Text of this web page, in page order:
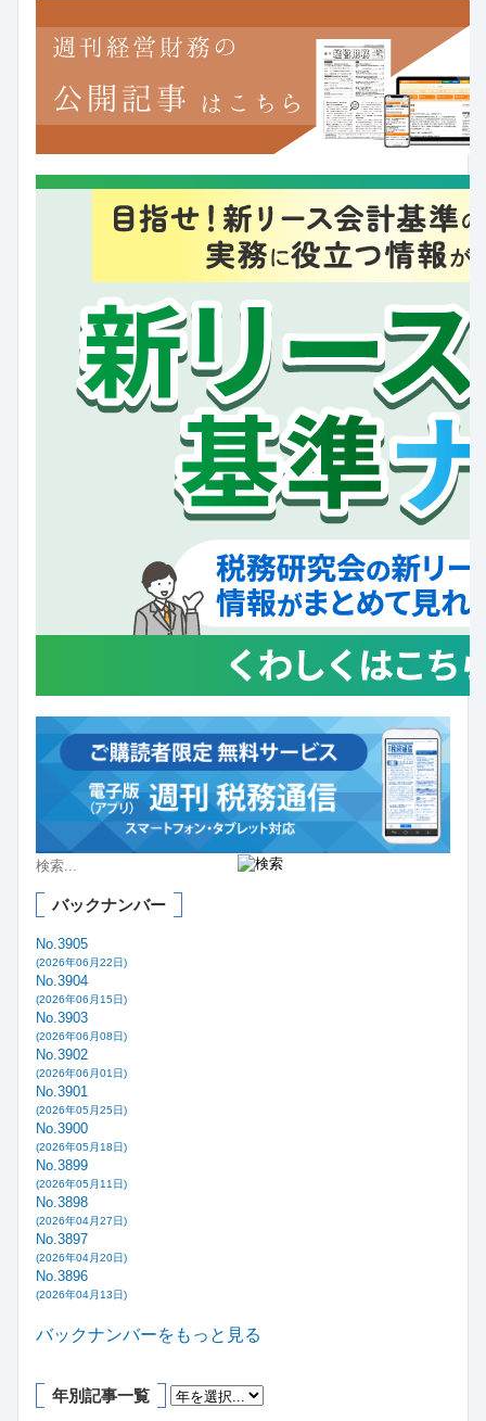
バックナンバー
No.3905
(2026年06月22日)
No.3904
(2026年06月15日)
No.3903
(2026年06月08日)
No.3902
(2026年06月01日)
No.3901
(2026年05月25日)
No.3900
(2026年05月18日)
No.3899
(2026年05月11日)
No.3898
(2026年04月27日)
No.3897
(2026年04月20日)
No.3896
(2026年04月13日)
バックナンバーをもっと見る
年別記事一覧